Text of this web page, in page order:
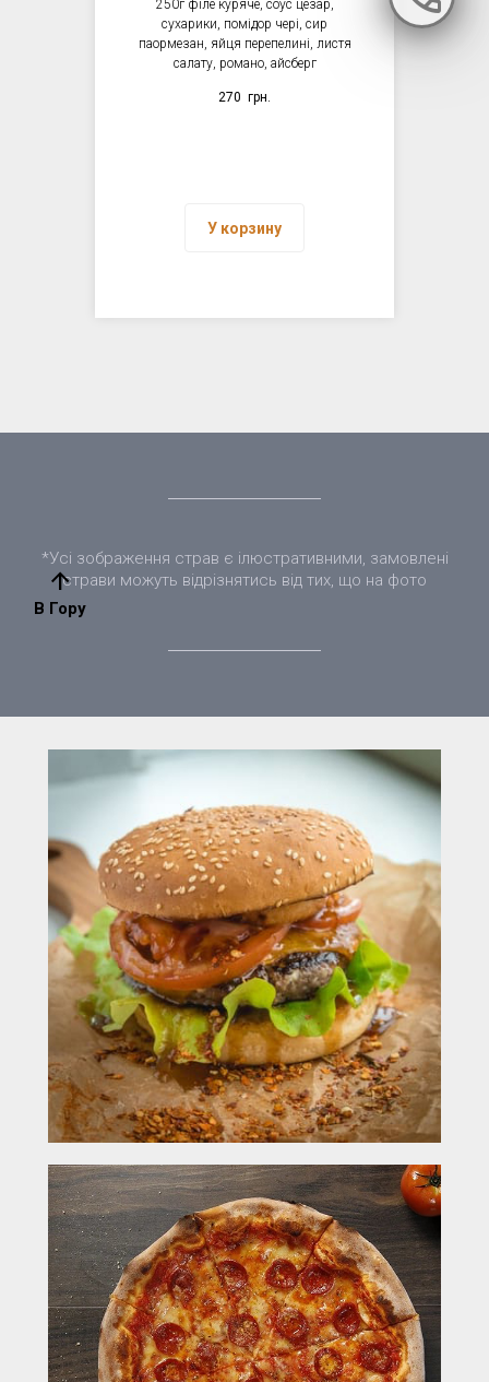
arrow_upward
В Гору
250г філе куряче, соус цезар,
сухарики, помідор чері, сир
паормезан, яйця перепелині, листя
салату, романо, айсберг
270 грн.
У корзину
*Усі зображення страв є ілюстративними, замовлені
страви можуть відрізнятись від тих, що на фото